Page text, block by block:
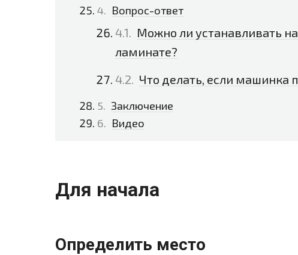
Вопрос-ответ
Можно ли устанавливать
ламинате?
Что делать, если машинка
Заключение
Видео
Для начала
Определить место